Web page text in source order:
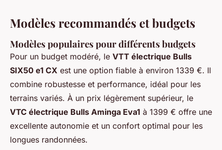
Modèles recommandés et budgets
Modèles populaires pour différents budgets
Pour un budget modéré, le VTT électrique Bulls
SIX50 e1 CX est une option fiable à environ 1339 €. Il
combine robustesse et performance, idéal pour les
terrains variés. À un prix légèrement supérieur, le
VTC électrique Bulls Aminga Eva1 à 1399 € offre une
excellente autonomie et un confort optimal pour les
longues randonnées.